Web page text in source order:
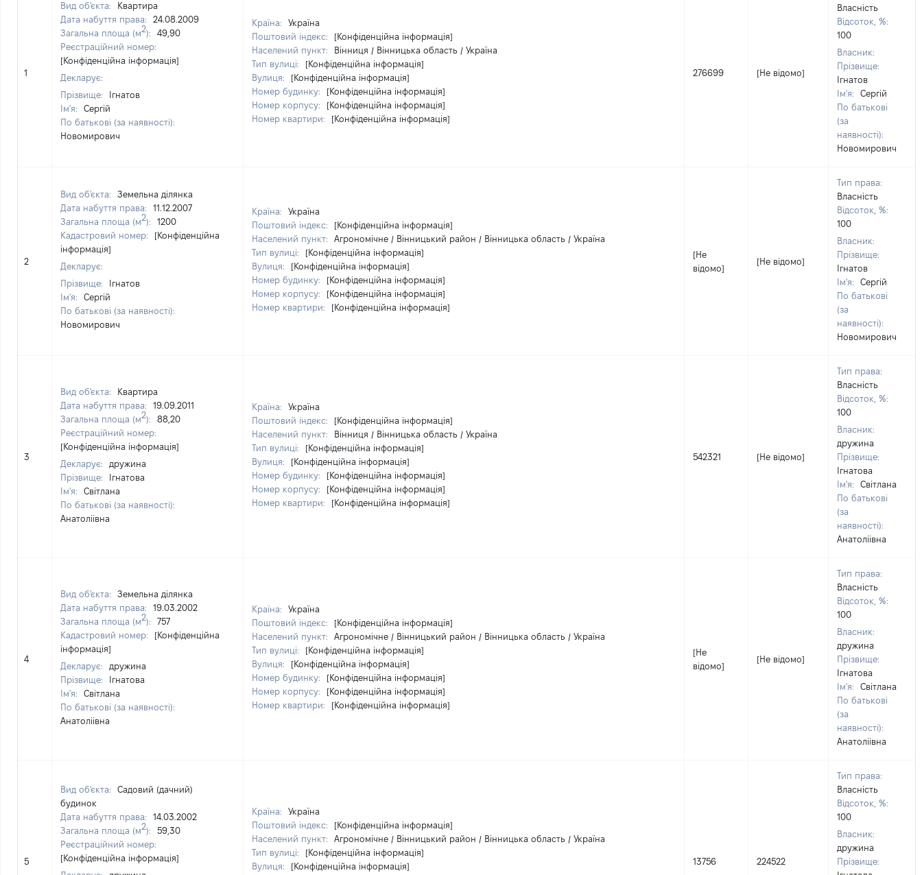
1
Вид об'єкта:
Квартира
Дата набуття права:
24.08.2009
Загальна площа (м2):
49,90
Реєстраційний номер:
[Конфіденційна інформація]
Декларує:
Прізвище:
Ігнатов
Ім'я:
Сергій
По батькові (за наявності):
Новомирович
Країна:
Україна
Поштовий індекс:
[Конфіденційна інформація]
Населений пункт:
Вінниця / Вінницька область / Україна
Тип вулиці:
[Конфіденційна інформація]
Вулиця:
[Конфіденційна інформація]
Номер будинку:
[Конфіденційна інформація]
Номер корпусу:
[Конфіденційна інформація]
Номер квартири:
[Конфіденційна інформація]
276699 [Не відомо]
Власність
Відсоток, %:
100
Власник:
Прізвище:
Ігнатов
Ім'я:
Сергій
По батькові
(за
наявності):
Новомирович
2
Вид об'єкта:
Земельна ділянка
Дата набуття права:
11.12.2007
Загальна площа (м2):
1200
Кадастровий номер:
[Конфіденційна
інформація]
Декларує:
Прізвище:
Ігнатов
Ім'я:
Сергій
По батькові (за наявності):
Новомирович
Країна:
Україна
Поштовий індекс:
[Конфіденційна інформація]
Населений пункт:
Агрономічне / Вінницький район / Вінницька область / Україна
Тип вулиці:
[Конфіденційна інформація]
Вулиця:
[Конфіденційна інформація]
Номер будинку:
[Конфіденційна інформація]
Номер корпусу:
[Конфіденційна інформація]
Номер квартири:
[Конфіденційна інформація]
[Не
відомо]
[Не відомо]
Тип права:
Власність
Відсоток, %:
100
Власник:
Прізвище:
Ігнатов
Ім'я:
Сергій
По батькові
(за
наявності):
Новомирович
3
Вид об'єкта:
Квартира
Дата набуття права:
19.09.2011
Загальна площа (м2):
88,20
Реєстраційний номер:
[Конфіденційна інформація]
Декларує:
дружина
Прізвище:
Ігнатова
Ім'я:
Світлана
По батькові (за наявності):
Анатоліівна
Країна:
Україна
Поштовий індекс:
[Конфіденційна інформація]
Населений пункт:
Вінниця / Вінницька область / Україна
Тип вулиці:
[Конфіденційна інформація]
Вулиця:
[Конфіденційна інформація]
Номер будинку:
[Конфіденційна інформація]
Номер корпусу:
[Конфіденційна інформація]
Номер квартири:
[Конфіденційна інформація]
542321 [Не відомо]
Тип права:
Власність
Відсоток, %:
100
Власник:
дружина
Прізвище:
Ігнатова
Ім'я:
Світлана
По батькові
(за
наявності):
Анатоліівна
4
Вид об'єкта:
Земельна ділянка
Дата набуття права:
19.03.2002
Загальна площа (м2):
757
Кадастровий номер:
[Конфіденційна
інформація]
Декларує:
дружина
Прізвище:
Ігнатова
Ім'я:
Світлана
По батькові (за наявності):
Анатоліівна
Країна:
Україна
Поштовий індекс:
[Конфіденційна інформація]
Населений пункт:
Агрономічне / Вінницький район / Вінницька область / Україна
Тип вулиці:
[Конфіденційна інформація]
Вулиця:
[Конфіденційна інформація]
Номер будинку:
[Конфіденційна інформація]
Номер корпусу:
[Конфіденційна інформація]
Номер квартири:
[Конфіденційна інформація]
[Не
відомо]
[Не відомо]
Тип права:
Власність
Відсоток, %:
100
Власник:
дружина
Прізвище:
Ігнатова
Ім'я:
Світлана
По батькові
(за
наявності):
Анатоліівна
5
Вид об'єкта:
Садовий (дачний)
будинок
Дата набуття права:
14.03.2002
Загальна площа (м2):
59,30
Реєстраційний номер:
[Конфіденційна інформація]
Країна:
Україна
Поштовий індекс:
[Конфіденційна інформація]
Населений пункт:
Агрономічне / Вінницький район / Вінницька область / Україна
Тип вулиці:
[Конфіденційна інформація]
Вулиця:
[Конфіденційна інформація] 13756 224522
Тип права:
Власність
Відсоток, %:
100
Власник:
дружина
Прізвище: